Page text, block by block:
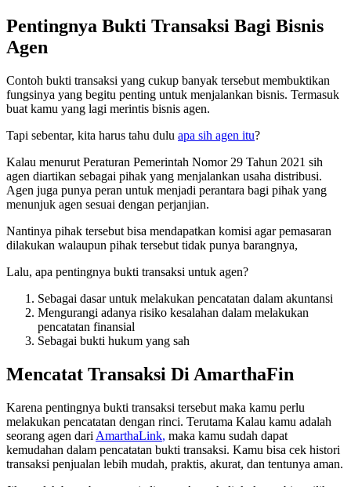
Pentingnya Bukti Transaksi Bagi Bisnis
Agen
Contoh bukti transaksi yang cukup banyak tersebut membuktikan
fungsinya yang begitu penting untuk menjalankan bisnis. Termasuk
buat kamu yang lagi merintis bisnis agen.
Tapi sebentar, kita harus tahu dulu apa sih agen itu?
Kalau menurut Peraturan Pemerintah Nomor 29 Tahun 2021 sih
agen diartikan sebagai pihak yang menjalankan usaha distribusi.
Agen juga punya peran untuk menjadi perantara bagi pihak yang
menunjuk agen sesuai dengan perjanjian.
Nantinya pihak tersebut bisa mendapatkan komisi agar pemasaran
dilakukan walaupun pihak tersebut tidak punya barangnya,
Lalu, apa pentingnya bukti transaksi untuk agen?
Sebagai dasar untuk melakukan pencatatan dalam akuntansi
Mengurangi adanya risiko kesalahan dalam melakukan
pencatatan finansial
Sebagai bukti hukum yang sah
Mencatat Transaksi Di AmarthaFin
Karena pentingnya bukti transaksi tersebut maka kamu perlu
melakukan pencatatan dengan rinci. Terutama Kalau kamu adalah
seorang agen dari AmarthaLink, maka kamu sudah dapat
kemudahan dalam pencatatan bukti transaksi. Kamu bisa cek histori
transaksi penjualan lebih mudah, praktis, akurat, dan tentunya aman.